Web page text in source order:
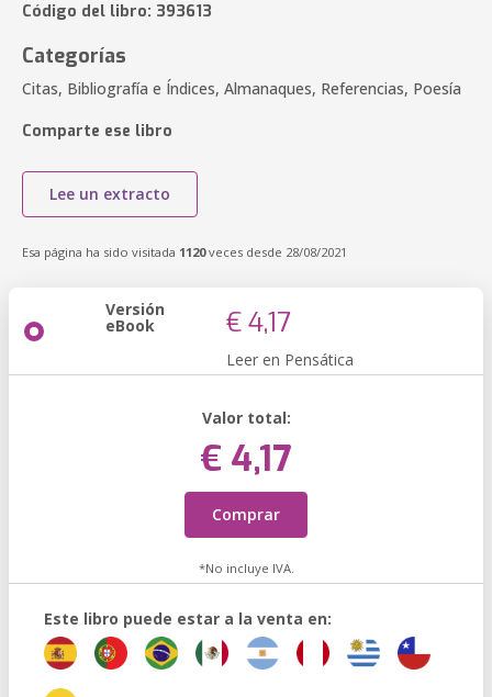
Código del libro: 393613
Categorías
Citas, Bibliografía e Índices, Almanaques, Referencias, Poesía
Comparte ese libro
Lee un extracto
Esa página ha sido visitada 1120veces desde 28/08/2021
Versión
eBook € 4,17
Leer en Pensática
Valor total:
€ 4,17
Comprar
*No incluye IVA.
Este libro puede estar a la venta en: